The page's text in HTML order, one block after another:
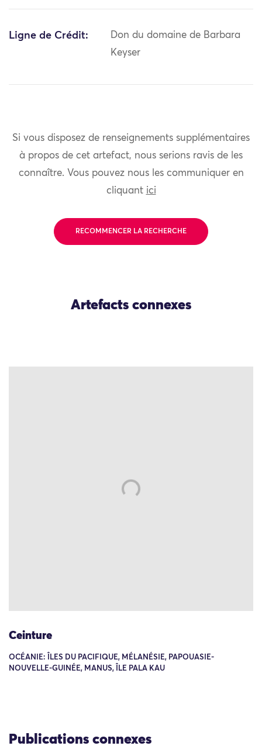
Ligne de Crédit:
Don du domaine de Barbara
Keyser
Si vous disposez de renseignements supplémentaires
à propos de cet artefact, nous serions ravis de les
connaître. Vous pouvez nous les communiquer en
cliquant ici
RECOMMENCER LA RECHERCHE
Artefacts connexes
Ceinture
OCÉANIE: ÎLES DU PACIFIQUE, MÉLANÉSIE, PAPOUASIE-
NOUVELLE-GUINÉE, MANUS, ÎLE PALA KAU
Publications connexes